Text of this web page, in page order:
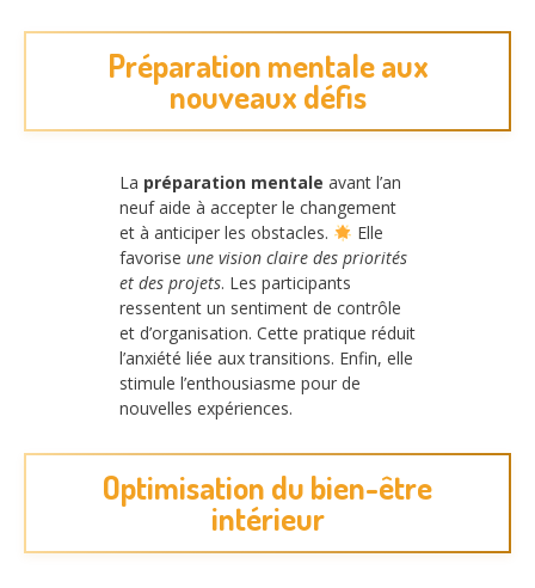
Préparation mentale aux
nouveaux défis
La préparation mentale avant l’an
neuf aide à accepter le changement
et à anticiper les obstacles.
Elle
favorise une vision claire des priorités
et des projets. Les participants
ressentent un sentiment de contrôle
et d’organisation. Cette pratique réduit
l’anxiété liée aux transitions. Enfin, elle
stimule l’enthousiasme pour de
nouvelles expériences.
Optimisation du bien-être
intérieur